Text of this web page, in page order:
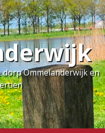
Ommelanderwijk en